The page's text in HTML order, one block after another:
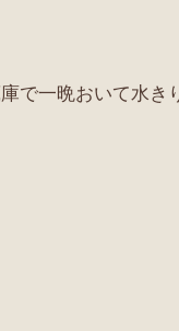
で一晩おいて水き